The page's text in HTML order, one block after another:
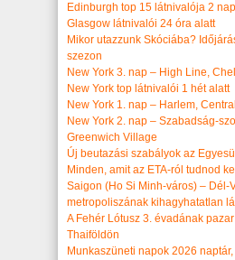
Edinburgh top 15 látnivalója 2
Glasgow látnivalói 24 óra alatt
Mikor utazzunk Skóciába?
szezon
New York 3. nap – High Line,
New York top látnivalói 1 hét alatt
New York 1. nap – Harlem,
New York 2. nap – Szabadság-
Greenwich Village
Új beutazási szabályok az
Minden, amit az ETA-ról tudnod
Saigon (Ho Si Minh-város) – Dél-
metropoliszának kihagyhatatlan
A Fehér Lótusz 3. évadának
Thaiföldön
Munkaszüneti napok 2026